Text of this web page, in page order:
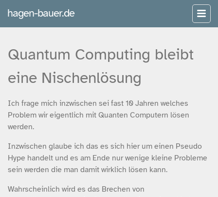
hagen-bauer.de
Quantum Computing bleibt
eine Nischenlösung
Ich frage mich inzwischen sei fast 10 Jahren welches
Problem wir eigentlich mit Quanten Computern lösen
werden.
Inzwischen glaube ich das es sich hier um einen Pseudo
Hype handelt und es am Ende nur wenige kleine Probleme
sein werden die man damit wirklich lösen kann.
Wahrscheinlich wird es das Brechen von